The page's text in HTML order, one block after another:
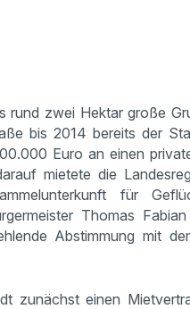
rund zwei Hektar große
bis 2014 bereits der
Euro an einen
mietete die
für
Thomas
Abstimmung mit
zunächst einen